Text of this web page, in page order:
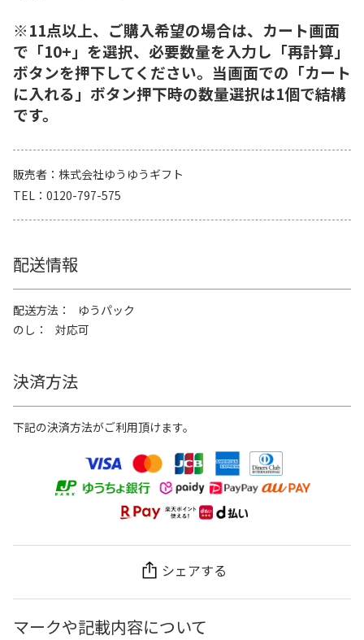
※11点以上、ご購入希望の場合は、カート画面
で「10+」を選択、必要数量を入力し「再計算」
ボタンを押下してください。当画面での「カート
に入れる」ボタン押下時の数量選択は1個で結構
です。
販売者
株式会社ゆうゆうギフト
TEL
0120-797-575
配送情報
配送方法
ゆうパック
のし
対応可
決済方法
下記の決済方法がご利用頂けます。
シェアする
マークや記載内容について